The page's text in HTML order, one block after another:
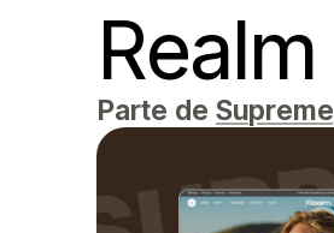
Realm
Parte de Supreme